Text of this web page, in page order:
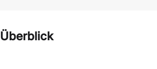
Überblick